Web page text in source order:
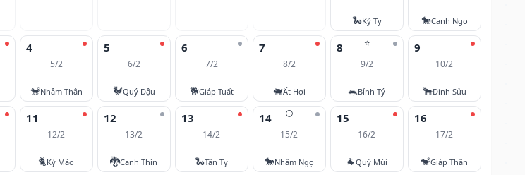
🐍Kỷ Tỵ 🐎Canh Ngọ
4
5/2
🐒Nhâm Thân
5
6/2
🐓Quý Dậu
6
7/2
🐕Giáp Tuất
7
8/2
🐖Ất Hợi
⭐
8
9/2
🐀Bính Tý
9
10/2
🐂Đinh Sửu
11
12/2
🐈Kỷ Mão
12
13/2
🐉Canh Thìn
13
14/2
🐍Tân Tỵ
🌕
14
15/2
🐎Nhâm Ngọ
15
16/2
🐐Quý Mùi
16
17/2
🐒Giáp Thân